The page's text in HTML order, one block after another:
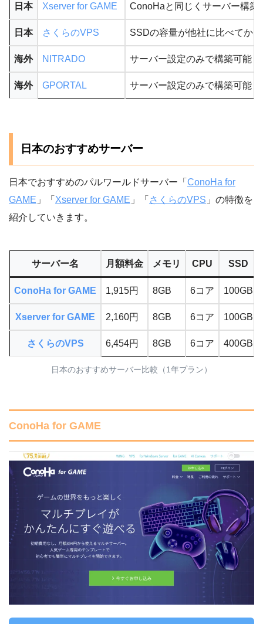
日本 Xserver for GAME ConoHaと同じくサーバー構築
日本 さくらのVPS SSDの容量が他社に比べてか
海外 NITRADO サーバー設定のみで構築可能
海外 GPORTAL サーバー設定のみで構築可能
日本のおすすめサーバー
日本でおすすめのパルワールドサーバー「 ConoHa for
GAME 」「 Xserver for GAME 」「 さくらのVPS 」の特徴を
紹介していきます。
サーバー名 月額料金 メモリ CPU SSD
ConoHa for GAME 1,915円 8GB 6コア 100GB
Xserver for GAME 2,160円 8GB 6コア 100GB
さくらのVPS 6,454円 8GB 6コア 400GB
日本のおすすめサーバー比較（1年プラン）
ConoHa for GAME